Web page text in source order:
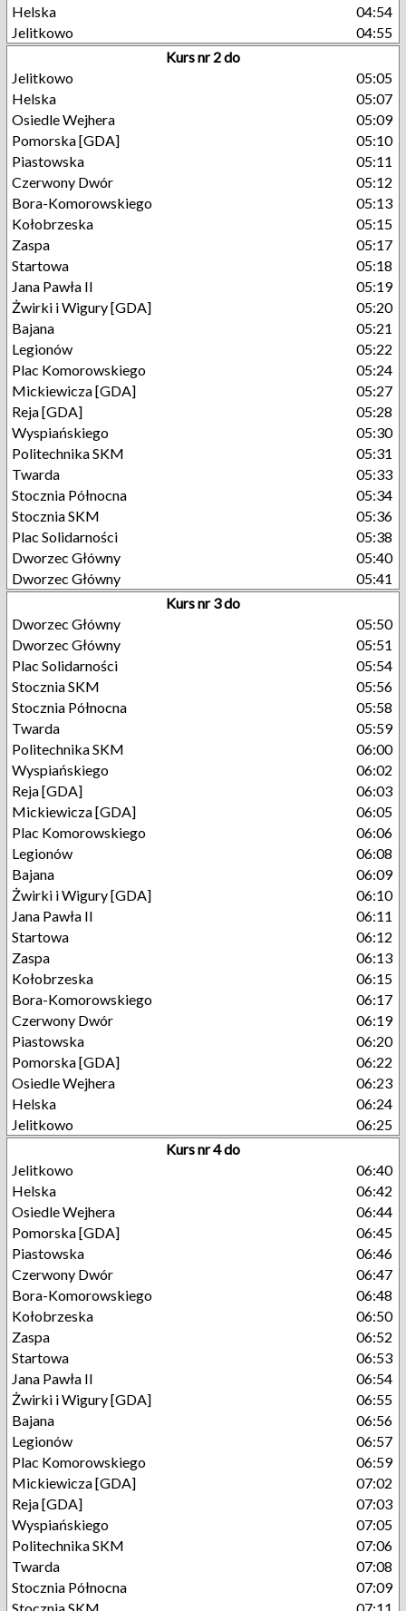
Helska
04:54
Jelitkowo
04:55
Kurs nr 2 do
Jelitkowo
05:05
Helska
05:07
Osiedle Wejhera
05:09
Pomorska [GDA]
05:10
Piastowska
05:11
Czerwony Dwór
05:12
Bora-Komorowskiego
05:13
Kołobrzeska
05:15
Zaspa
05:17
Startowa
05:18
Jana Pawła II
05:19
Żwirki i Wigury [GDA]
05:20
Bajana
05:21
Legionów
05:22
Plac Komorowskiego
05:24
Mickiewicza [GDA]
05:27
Reja [GDA]
05:28
Wyspiańskiego
05:30
Politechnika SKM
05:31
Twarda
05:33
Stocznia Północna
05:34
Stocznia SKM
05:36
Plac Solidarności
05:38
Dworzec Główny
05:40
Dworzec Główny
05:41
Kurs nr 3 do
Dworzec Główny
05:50
Dworzec Główny
05:51
Plac Solidarności
05:54
Stocznia SKM
05:56
Stocznia Północna
05:58
Twarda
05:59
Politechnika SKM
06:00
Wyspiańskiego
06:02
Reja [GDA]
06:03
Mickiewicza [GDA]
06:05
Plac Komorowskiego
06:06
Legionów
06:08
Bajana
06:09
Żwirki i Wigury [GDA]
06:10
Jana Pawła II
06:11
Startowa
06:12
Zaspa
06:13
Kołobrzeska
06:15
Bora-Komorowskiego
06:17
Czerwony Dwór
06:19
Piastowska
06:20
Pomorska [GDA]
06:22
Osiedle Wejhera
06:23
Helska
06:24
Jelitkowo
06:25
Kurs nr 4 do
Jelitkowo
06:40
Helska
06:42
Osiedle Wejhera
06:44
Pomorska [GDA]
06:45
Piastowska
06:46
Czerwony Dwór
06:47
Bora-Komorowskiego
06:48
Kołobrzeska
06:50
Zaspa
06:52
Startowa
06:53
Jana Pawła II
06:54
Żwirki i Wigury [GDA]
06:55
Bajana
06:56
Legionów
06:57
Plac Komorowskiego
06:59
Mickiewicza [GDA]
07:02
Reja [GDA]
07:03
Wyspiańskiego
07:05
Politechnika SKM
07:06
Twarda
07:08
Stocznia Północna
07:09